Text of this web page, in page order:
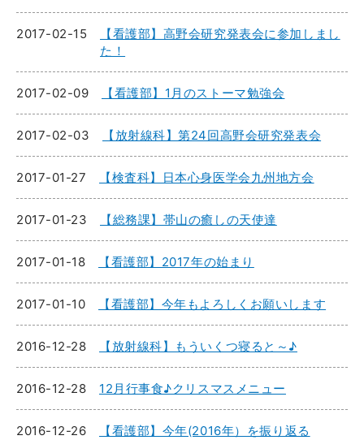
2017-02-15
【看護部】高野会研究発表会に参加しまし
た！
2017-02-09 【看護部】1月のストーマ勉強会
2017-02-03 【放射線科】第24回高野会研究発表会
2017-01-27 【検査科】日本心身医学会九州地方会
2017-01-23 【総務課】帯山の癒しの天使達
2017-01-18 【看護部】2017年の始まり
2017-01-10 【看護部】今年もよろしくお願いします
2016-12-28 【放射線科】もういくつ寝ると～♪
2016-12-28 12月行事食♪クリスマスメニュー
2016-12-26 【看護部】今年(2016年）を振り返る